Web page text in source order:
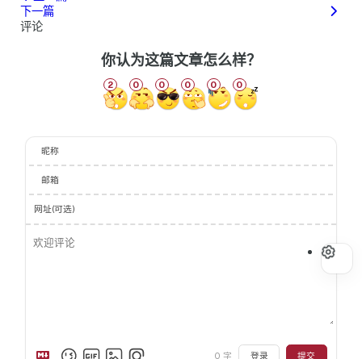
下一篇
评论
你认为这篇文章怎么样？
2 0 0 0 0 0
昵称
邮箱
网址(可选)
0 字 登录 提交